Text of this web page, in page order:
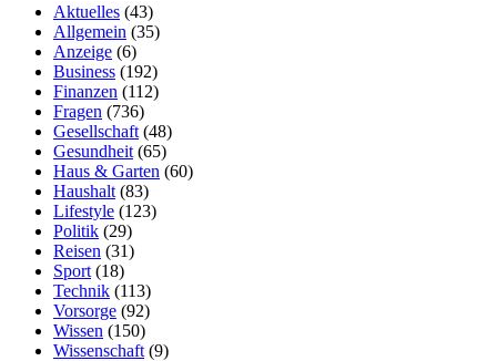
Aktuelles (43)
Allgemein (35)
Anzeige (6)
Business (192)
Finanzen (112)
Fragen (736)
Gesellschaft (48)
Gesundheit (65)
Haus & Garten (60)
Haushalt (83)
Lifestyle (123)
Politik (29)
Reisen (31)
Sport (18)
Technik (113)
Vorsorge (92)
Wissen (150)
Wissenschaft (9)